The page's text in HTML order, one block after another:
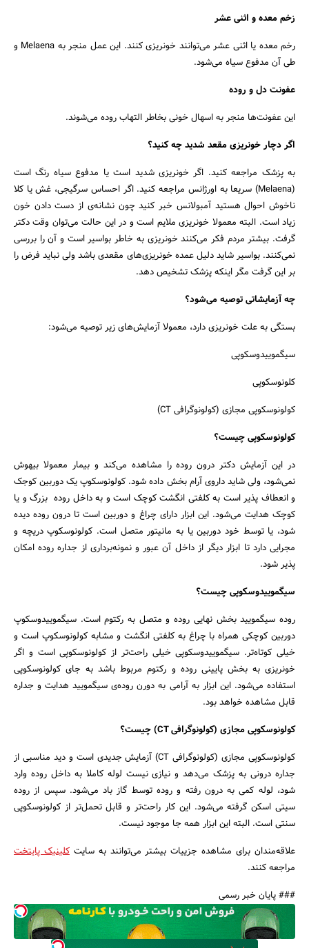
زخم معده و اثنی عشر
رخم معده یا اثنی عشر می‌توانند خونریزی کنند. این عمل منجر به Melaena و
طی آن مدفوع سیاه می‌شود.
عفونت دل و روده
این عفونت‌ها منجر به اسهال خونی بخاطر التهاب روده می‌شوند.
اگر دچار خونریزی مقعد شدید چه کنید؟
به پزشک مراجعه کنید. اگر خونریزی شدید است یا مدفوع سیاه رنگ است
(Melaena) سریعا به اورژانس مراجعه کنید. اگر احساس سرگیجی، غش یا کلا
ناخوش احوال هستید آمبولانس خبر کنید چون نشانه‌ی از دست دادن خون
زیاد است. البته معمولا خونریزی ملایم است و در این حالت می‌توان وقت دکتر
گرفت. بیشتر مردم فکر می‌کنند خونریزی به خاطر بواسیر است و آن را بررسی
نمی‌کنند. بواسیر شاید دلیل عمده خونریزی‌های مقعدی باشد ولی نباید فرض را
بر این گرفت مگر اینکه پزشک تشخیص دهد.
چه آزمایشاتی توصیه می‌شود؟
بستگی به علت خونریزی دارد، معمولا آزمایش‌های زیر توصیه می‌شود:
سیگموییدوسکوپی
کلونوسکوپی
کولونوسکوپی مجازی (کولونوگرافی CT)
کولونوسکوپی چیست؟
در این آزمایش دکتر درون روده را مشاهده می‌کند و بیمار معمولا بیهوش
نمی‌شود، ولی شاید داروی آرام بخش داده شود. کولونوسکوپ یک دوربین کوجک
و انعطاف پذیر است به کلفتی انگشت کوچک است و به داخل روده بزرگ و یا
کوچک هدایت می‌شود. این ابزار دارای چراغ و دوربین است تا درون روده دیده
شود، یا توسط خود دوربین یا به مانیتور متصل است. کولونوسکوپ دریچه و
مجرایی دارد تا ابزار دیگر از داخل آن عبور و نمونه‌برداری از جداره روده امکان
پذیر شود.
سیگموییدوسکوپی چیست؟
روده سیگمویید بخش نهایی روده و متصل به رکتوم است. سیگموییدوسکوپ
دوربین کوچکی همراه با چراغ به کلفتی انگشت و مشابه کولونوسکوپ است و
خیلی کوتاه‌تر. سیگموییدوسکوپی خیلی راحت‌تر از کولونوسکوپی است و اگر
خونریزی به بخش پایینی روده و رکتوم مربوط باشد به جای کولونوسکوپی
استفاده می‌شود. این ابزار به آرامی به دورن روده‌ی سیگمویید هدایت و جداره
قابل مشاهده خواهد بود.
کولونوسکوپی مجازی (کولونوگرافی CT) چیست؟
کولونوسکوپی مجازی (کولونوگرافی CT) آزمایش جدیدی است و دید مناسبی از
جداره درونی به پزشک می‌دهد و نیازی نیست لوله کاملا به داخل روده وارد
شود، لوله کمی به درون رفته و روده توسط گاز باد می‌شود. سپس از روده
سیتی اسکن گرفته می‌شود. این کار راحت‌تر و قابل تحمل‌تر از کولونوسکوپی
سنتی است. البته این ابزار همه جا موجود نیست.
علاقه‌مندان برای مشاهده جزییات بیشتر می‌توانند به سایتکلینیک پایتخت
مراجعه کنند.
### پایان خبر رسمی